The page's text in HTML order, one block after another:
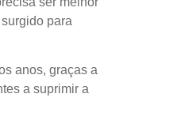
para
anos, graças a
a suprimir a